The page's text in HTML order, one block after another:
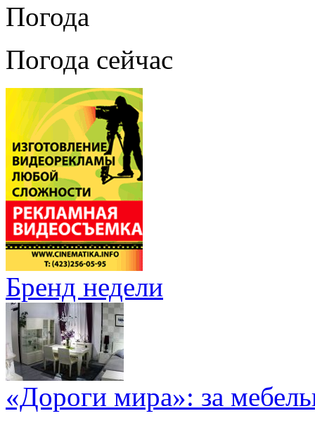
Погода
Погода сейчас
Бренд недели
«Дороги мира»: за